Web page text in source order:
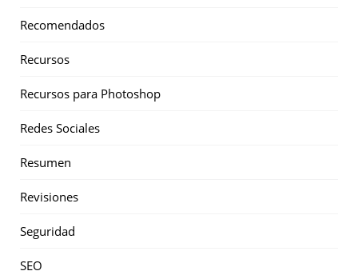
Recomendados
Recursos
Recursos para Photoshop
Redes Sociales
Resumen
Revisiones
Seguridad
SEO